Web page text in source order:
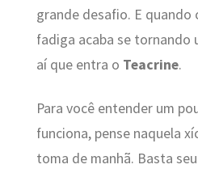
grande desafio. E quando
fadiga acaba se tornando
aí que entra o Teacrine.
Para você entender um
funciona, pense naquela
toma de manhã. Basta